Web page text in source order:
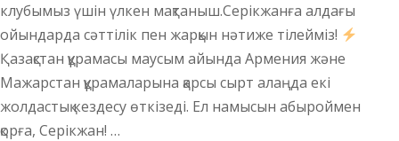
клубымыз үшін үлкен мақтаныш.Серікжанға алдағы
ойындарда сәттілік пен жарқын нәтиже тілейміз!
Қазақстан құрамасы маусым айында Армения және
Мажарстан құрамаларына қарсы сырт алаңда екі
жолдастық кездесу өткізеді. Ел намысын абыроймен
қорға, Серікжан! …